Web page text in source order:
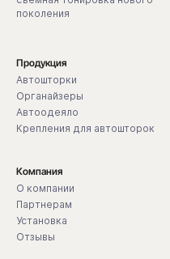
поколения
Продукция
Автошторки
Органайзеры
Автоодеяло
Крепления для автошторок
Компания
О компании
Партнерам
Установка
Отзывы